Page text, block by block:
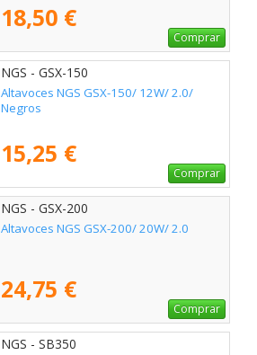
18,50 €
Comprar
NGS - GSX-150
Altavoces NGS GSX-150/ 12W/ 2.0/
Negros
15,25 €
Comprar
NGS - GSX-200
Altavoces NGS GSX-200/ 20W/ 2.0
24,75 €
Comprar
NGS - SB350